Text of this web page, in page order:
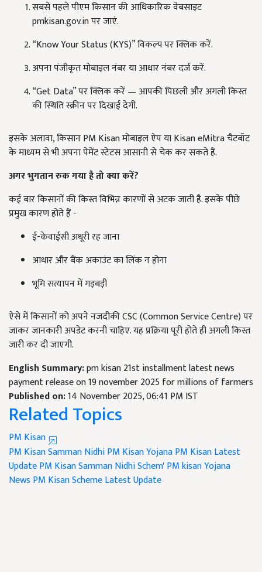
सबसे पहले पीएम किसान की आधिकारिक वेबसाइट
pmkisan.gov.in पर जाएं.
“Know Your Status (KYS)” विकल्प पर क्लिक करें.
अपना पंजीकृत मोबाइल नंबर या आधार नंबर दर्ज करें.
“Get Data” पर क्लिक करें — आपकी पिछली और अगली किस्त
की स्थिति स्क्रीन पर दिखाई देगी.
इसके अलावा, किसान PM Kisan मोबाइल ऐप या Kisan eMitra चैटबॉट
के माध्यम से भी अपना पेमेंट स्टेटस आसानी से चेक कर सकते हैं.
अगर भुगतान रुक गया है तो क्या करें?
कई बार किसानों की किस्त विभिन्न कारणों से अटक जाती है. इसके पीछे
प्रमुख कारण होते हैं -
ई-केवाईसी अधूरी रह जाना
आधार और बैंक अकाउंट का लिंक न होना
भूमि सत्यापन में गड़बड़ी
ऐसे में किसानों को अपने नजदीकी CSC (Common Service Centre) पर
जाकर जानकारी अपडेट करनी चाहिए. यह प्रक्रिया पूरी होते ही अगली किस्त
जारी कर दी जाएगी.
English Summary:pm kisan 21st installment latest news
payment release on 19 november 2025 for millions of farmers
Published on:14 November 2025, 06:41 PM IST
Related Topics
PM Kisan
PM Kisan Samman NidhiPM Kisan YojanaPM Kisan Latest
UpdatePM Kisan Samman Nidhi Schem'PM kisan Yojana
News PM Kisan Scheme Latest Update